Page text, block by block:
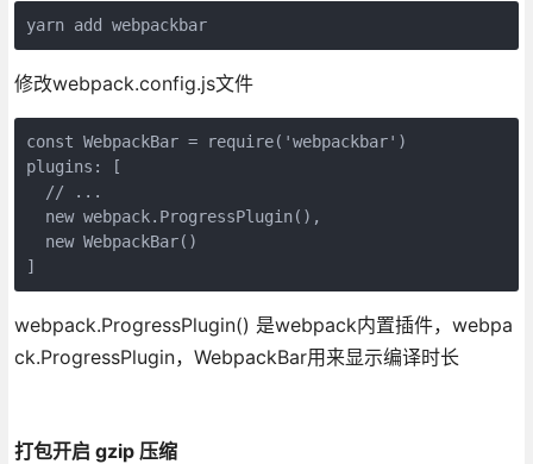
yarn add webpackbar
修改webpack.config.js文件
const WebpackBar = require('webpackbar')
plugins: [
  // ...
  new webpack.ProgressPlugin(),
  new WebpackBar()
]
webpack.ProgressPlugin() 是webpack内置插件，webpa
ck.ProgressPlugin，WebpackBar用来显示编译时长
打包开启 gzip 压缩